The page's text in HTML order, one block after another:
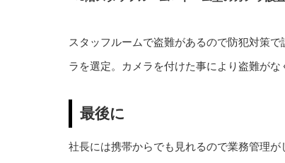
スタッフルームで盗難があるので防犯対策
ラを選定。カメラを付けた事により盗難がな
最後に
社長には携帯からでも見れるので業務管理